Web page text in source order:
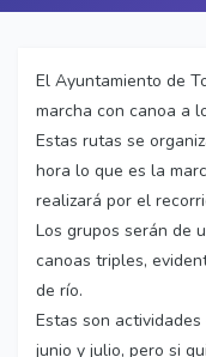
El Ayuntamiento de
marcha con canoa a
Estas rutas se
hora lo que es la
realizará por el
Los grupos serán de
canoas triples,
de río.
Estas son
junio y julio, pero si